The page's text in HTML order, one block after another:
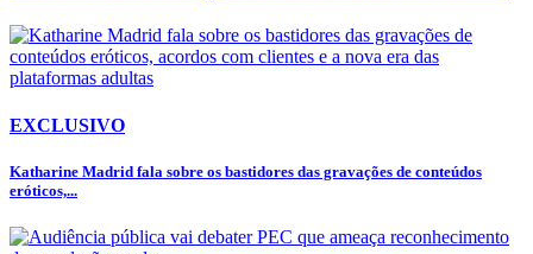
EXCLUSIVO
Katharine Madrid fala sobre os bastidores das gravações de conteúdos
eróticos,...